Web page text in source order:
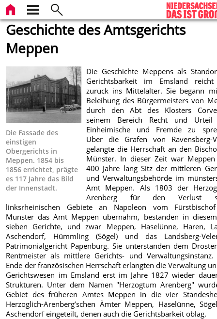
Geschichte des Amtsgerichts
Meppen
Die Fassade des
einstigen
Obergerichts in
Meppen. 1854 bis
1856 errichtet, prägte
es 117 Jahre das Bild
der Innenstadt.
Die Geschichte Meppens als
Gerichtsbarkeit im Emsland
zurück ins Mittelalter. Sie begann
Beleihung des Bürgermeisters von
durch den Abt des Klosters
seinem Bereich Recht und Urteil
Einheimische und Fremde zu
Über die Grafen von Ravensberg-
gelangte die Herrschaft an den
Münster. In dieser Zeit war
400 Jahre lang Sitz der mittleren
und Verwaltungsbehörde im
Amt Meppen. Als 1803 der
Arenberg für den Verlust
linksrheinischen Gebiete an Napoleon vom
Münster das Amt Meppen übernahm, bestanden in
sieben Gerichte, und zwar Meppen, Haselünne, Haren,
Aschendorf, Hümmling (Sögel) und das Landsberg-
Patrimonialgericht Papenburg. Sie unterstanden dem
Rentmeister als mittlere Gerichts- und Verwaltungsinstanz.
Ende der französischen Herrschaft erlangten die Verwaltung
Gerichtswesen im Emsland erst im Jahre 1827 wieder
Strukturen. Unter dem Namen "Herzogtum Arenberg"
Gebiet des früheren Amtes Meppen in die vier
Herzoglich-Arenberg’schen Ämter Meppen, Haselünne,
Aschendorf eingeteilt, denen auch die Gerichtsbarkeit oblag.